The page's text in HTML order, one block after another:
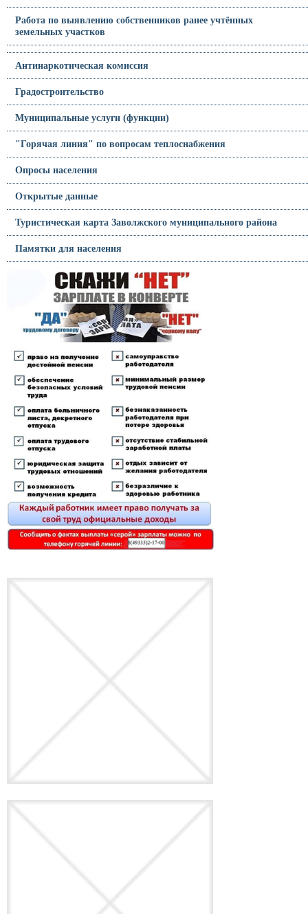
Работа по выявлению собственников ранее учтённых
земельных участков
Антинаркотическая комиссия
Градостроительство
Муниципальные услуги (функции)
"Горячая линия" по вопросам теплоснабжения
Опросы населения
Открытые данные
Туристическая карта Заволжского муниципального района
Памятки для населения